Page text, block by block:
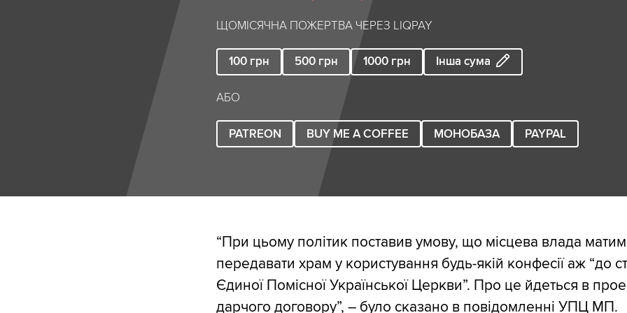
ЩОМІСЯЧНА ПОЖЕРТВА ЧЕРЕЗ LIQPAY
100 грн 500 грн 1000 грн Інша сума
АБО
PATREON BUY ME A COFFEE МОНОБАЗА PAYPAL
“При цьому політик поставив умову, що місцева влада
передавати храм у користування будь-якій конфесії аж “до
Єдиної Помісної Української Церкви”. Про це йдеться в
дарчого договору”, – було сказано в повідомленні УПЦ МП.